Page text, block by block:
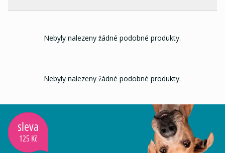
Nebyly nalezeny žádné podobné produkty.
Nebyly nalezeny žádné podobné produkty.
sleva
125 Kč